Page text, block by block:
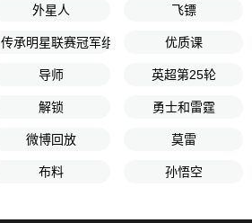
外星人 飞镖
传承明星联赛冠军组第3轮 优质课
导师 英超第25轮
解锁 勇士和雷霆
微博回放 莫雷
布料 孙悟空